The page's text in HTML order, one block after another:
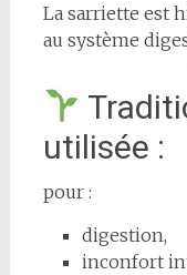
La sarriette est
au système
utilisée :
pour :
digestion,
inconfort